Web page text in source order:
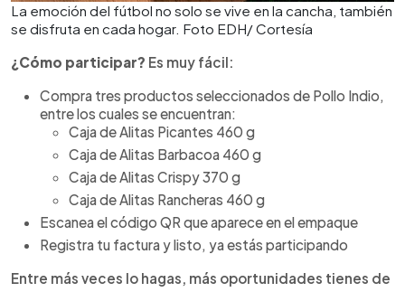
La emoción del fútbol no solo se vive en la cancha, también
se disfruta en cada hogar. Foto EDH/ Cortesía
¿Cómo participar? Es muy fácil:
Compra tres productos seleccionados de Pollo Indio,
entre los cuales se encuentran:
Caja de Alitas Picantes 460 g
Caja de Alitas Barbacoa 460 g
Caja de Alitas Crispy 370 g
Caja de Alitas Rancheras 460 g
Escanea el código QR que aparece en el empaque
Registra tu factura y listo, ya estás participando
Entre más veces lo hagas, más oportunidades tienes de